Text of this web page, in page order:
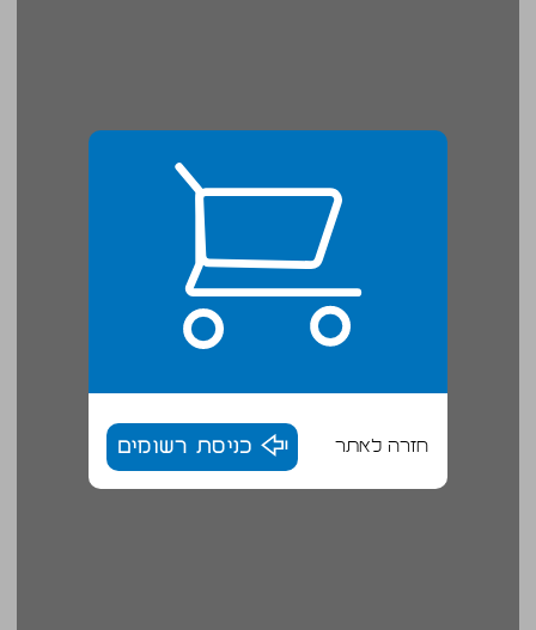
חזרה לאתר כניסת רשומים